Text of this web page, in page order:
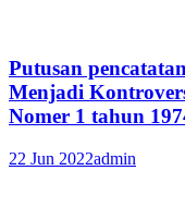
Putusan
Menjadi
Nomer 1 tahun
22 Jun 2022admin